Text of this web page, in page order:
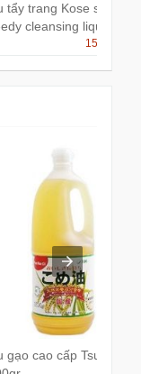
tẩy trang Kose softymo
cleansing liquid...
150,000.00
gạo cao cấp Tsuno